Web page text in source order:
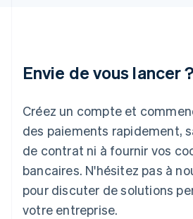
Envie de vous lancer ?
Créez un compte et
des paiements rapidement,
de contrat ni à fournir vos
bancaires. N'hésitez pas à
pour discuter de solutions
votre entreprise.
Japon
Lettonie
English
Liechtenstein
DeutschEnglish
Lituanie
Luxembourg
FrançaisDeutschEnglish